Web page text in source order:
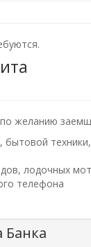
желанию
лодочных
телефона
Банка